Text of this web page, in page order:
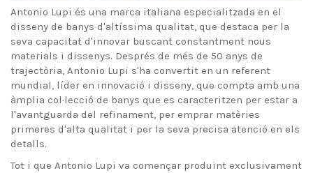
Antonio Lupi és una marca italiana especialitzada en el
disseny de banys d'altíssima qualitat, que destaca per la
seva capacitat d'innovar buscant constantment nous
materials i dissenys. Després de més de 50 anys de
trajectòria, Antonio Lupi s'ha convertit en un referent
mundial, líder en innovació i disseny, que compta amb una
àmplia col·lecció de banys que es caracteritzen per estar a
l'avantguarda del refinament, per emprar matèries
primeres d'alta qualitat i per la seva precisa atenció en els
detalls.
Tot i que Antonio Lupi va començar produint exclusivament